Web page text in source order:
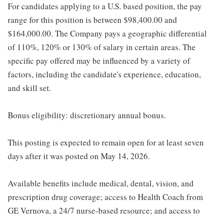
For candidates applying to a U.S. based position, the pay
range for this position is between $98,400.00 and
$164,000.00. The Company pays a geographic differential
of 110%, 120% or 130% of salary in certain areas. The
specific pay offered may be influenced by a variety of
factors, including the candidate's experience, education,
and skill set.
Bonus eligibility: discretionary annual bonus.
This posting is expected to remain open for at least seven
days after it was posted on May 14, 2026.
Available benefits include medical, dental, vision, and
prescription drug coverage; access to Health Coach from
GE Vernova, a 24/7 nurse-based resource; and access to